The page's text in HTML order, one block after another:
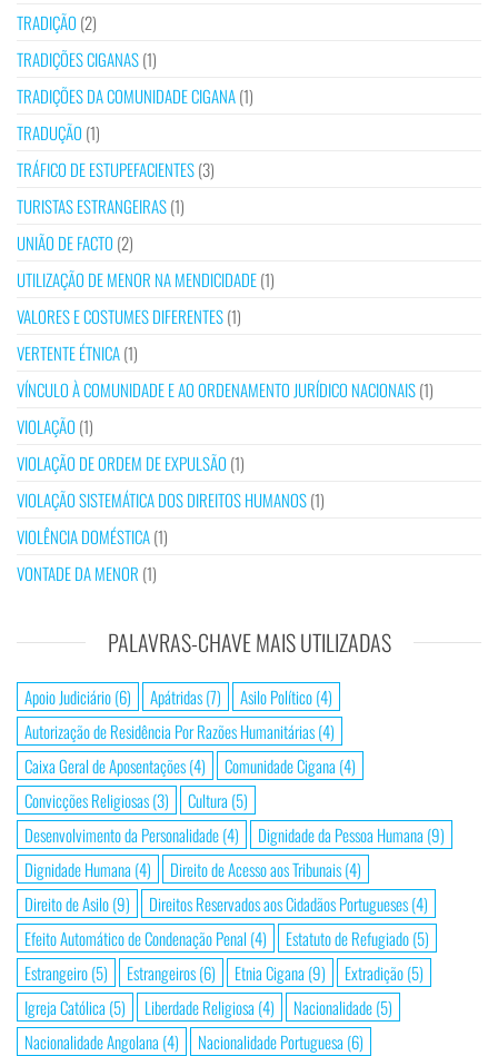
TRADIÇÃO (2)
TRADIÇÕES CIGANAS(1)
TRADIÇÕES DA COMUNIDADE CIGANA(1)
TRADUÇÃO (1)
TRÁFICO DE ESTUPEFACIENTES(3)
TURISTAS ESTRANGEIRAS(1)
UNIÃO DE FACTO (2)
UTILIZAÇÃO DE MENOR NA MENDICIDADE(1)
VALORES E COSTUMES DIFERENTES(1)
VERTENTE ÉTNICA(1)
VÍNCULO À COMUNIDADE E AO ORDENAMENTO JURÍDICO NACIONAIS(1)
VIOLAÇÃO (1)
VIOLAÇÃO DE ORDEM DE EXPULSÃO (1)
VIOLAÇÃO SISTEMÁTICA DOS DIREITOS HUMANOS(1)
VIOLÊNCIA DOMÉSTICA(1)
VONTADE DA MENOR (1)
PALAVRAS-CHAVE MAIS UTILIZADAS
Apoio Judiciário(6) Apátridas(7) Asilo Político(4)
Autorização de Residência Por Razões Humanitárias(4)
Caixa Geral de Aposentações(4) Comunidade Cigana (4)
Convicções Religiosas(3) Cultura (5)
Desenvolvimento da Personalidade(4) Dignidade da Pessoa Humana (9)
Dignidade Humana (4) Direito de Acesso aos Tribunais(4)
Direito de Asilo(9) Direitos Reservados aos Cidadãos Portugueses(4)
Efeito Automático de Condenação Penal (4) Estatuto de Refugiado(5)
Estrangeiro(5) Estrangeiros(6) Etnia Cigana (9) Extradição(5)
Igreja Católica (5) Liberdade Religiosa (4) Nacionalidade(5)
Nacionalidade Angolana (4) Nacionalidade Portuguesa (6)